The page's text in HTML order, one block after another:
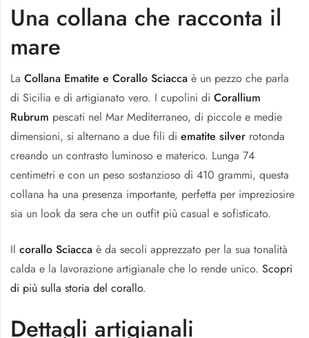
Una collana che racconta il
mare
La Collana Ematite e Corallo Sciacca è un pezzo che parla
di Sicilia e di artigianato vero. I cupolini di Corallium
Rubrum pescati nel Mar Mediterraneo, di piccole e medie
dimensioni, si alternano a due fili di ematite silver rotonda
creando un contrasto luminoso e materico. Lunga 74
centimetri e con un peso sostanzioso di 410 grammi, questa
collana ha una presenza importante, perfetta per impreziosire
sia un look da sera che un outfit più casual e sofisticato.
Il corallo Sciacca è da secoli apprezzato per la sua tonalità
calda e la lavorazione artigianale che lo rende unico. Scopri
di più sulla storia del corallo.
Dettagli artigianali